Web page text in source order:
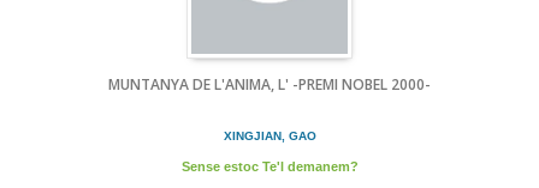
MUNTANYA DE L'ANIMA, L' -PREMI NOBEL 2000-
XINGJIAN, GAO
Sense estoc Te'l demanem?